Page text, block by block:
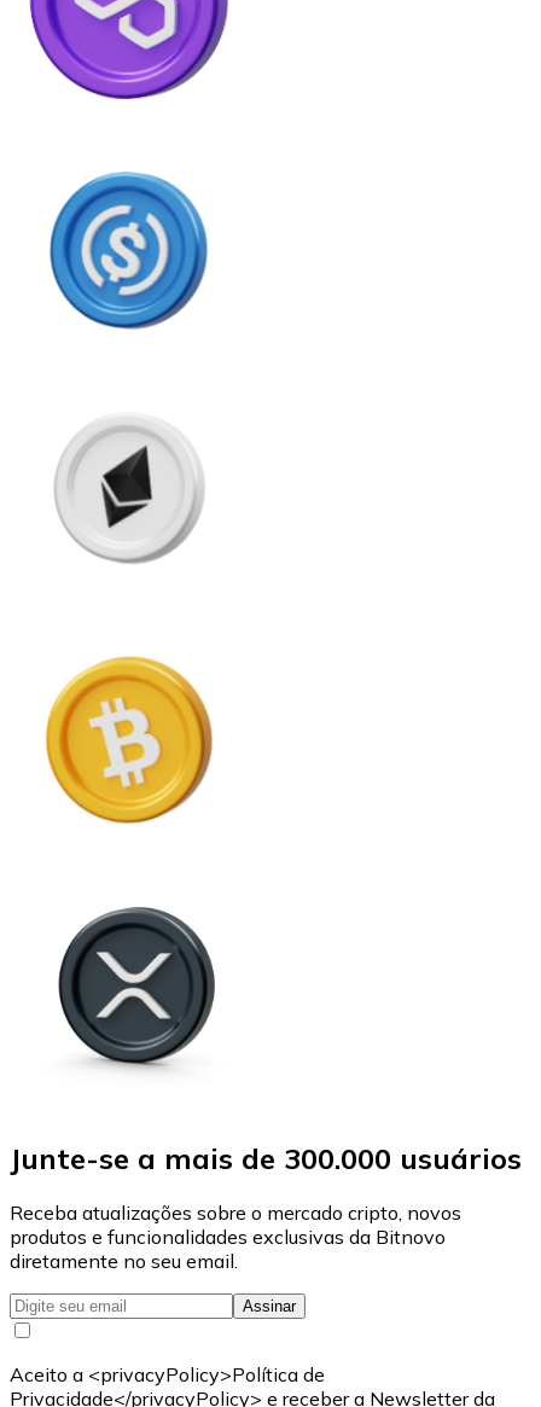
Junte-se a mais de 300.000 usuários
Receba atualizações sobre o mercado cripto, novos
produtos e funcionalidades exclusivas da Bitnovo
diretamente no seu email.
Assinar
Aceito a <privacyPolicy>Política de
Privacidade</privacyPolicy> e receber a Newsletter da